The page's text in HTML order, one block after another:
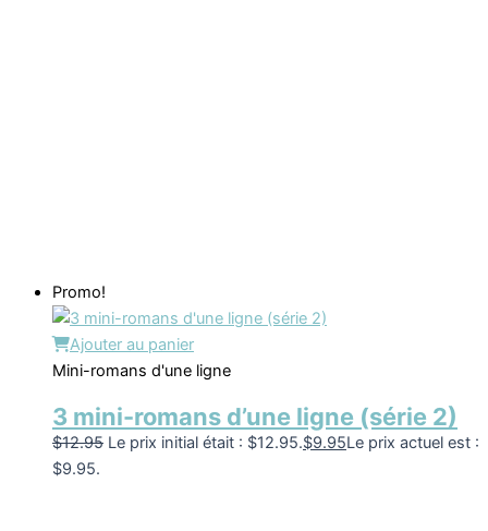
Promo!
Ajouter au panier
Mini-romans d'une ligne
3 mini-romans d’une ligne (série 2)
$12.95 Le prix initial était : $12.95.$9.95Le prix actuel est :
$9.95.